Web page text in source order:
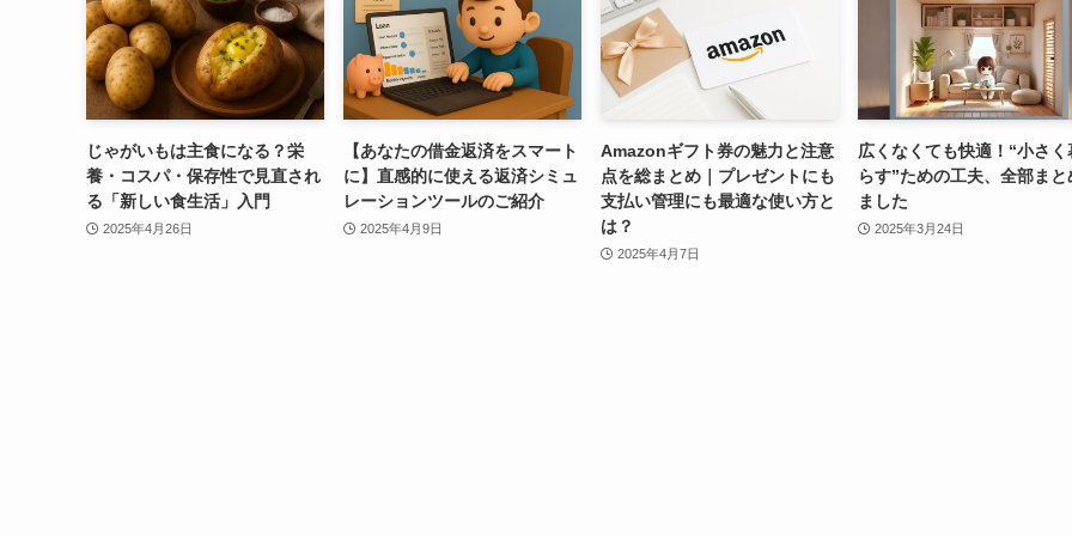
じゃがいもは主食になる？栄
養・コスパ・保存性で見直され
る「新しい食生活」入門
2025年4月26日
【あなたの借金返済をスマート
に】直感的に使える返済シミュ
レーションツールのご紹介
2025年4月9日
Amazonギフト券の魅力と注意
点を総まとめ｜プレゼントにも
支払い管理にも最適な使い方と
は？
2025年4月7日
広くなくても快適！“小さく
らす”ための工夫、全部まと
ました
2025年3月24日